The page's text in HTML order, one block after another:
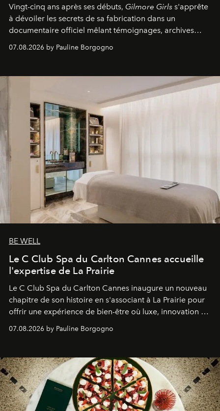
Vingt-cinq ans après ses débuts, Gilmore Girls s'apprête
à dévoiler les secrets de sa fabrication dans un
documentaire officiel mêlant témoignages, archives
générationnel.
07.08.2026 by Pauline Borgogno
BE WELL
Le C Club Spa du Carlton Cannes accueille
l'expertise de La Prairie
Le C Club Spa du Carlton Cannes inaugure un nouveau
chapitre de son histoire en s'associant à La Prairie pour
offrir une expérience de bien-être où luxe, innovation et
07.08.2026 by Pauline Borgogno